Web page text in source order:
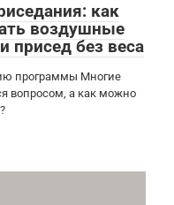
как
воздушные
присед без веса
программы Многие
вопросом, а как можно